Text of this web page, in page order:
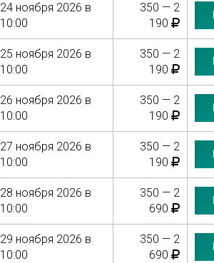
24 ноября 2026 в
10:00
350 — 2
190
25 ноября 2026 в
10:00
350 — 2
190
26 ноября 2026 в
10:00
350 — 2
190
27 ноября 2026 в
10:00
350 — 2
190
28 ноября 2026 в
10:00
350 — 2
690
29 ноября 2026 в
10:00
350 — 2
690